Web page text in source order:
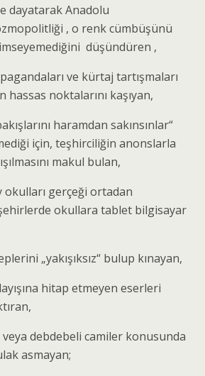
dayatarak Anadolu
, o renk cümbüşünü
düşündüren ,
ve kürtaj tartışmaları
hassas noktalarını kaşıyan,
haramdan sakınsınlar“
için, teşhirciliğin anonslarla
makul bulan,
okulları gerçeği ortadan
şehirlerde okullara tablet bilgisayar
„yakışıksız“ bulup kınayan,
hitap etmeyen eserleri
veya debdebeli camiler konusunda
asmayan;